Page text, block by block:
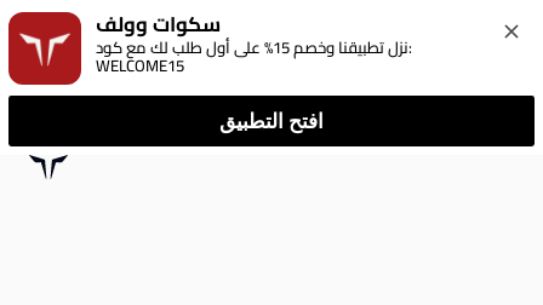
سكوات وولف
نزل تطبيقنا وخصم 15% على أول طلب لك مع كود:
WELCOME15
افتح التطبيق